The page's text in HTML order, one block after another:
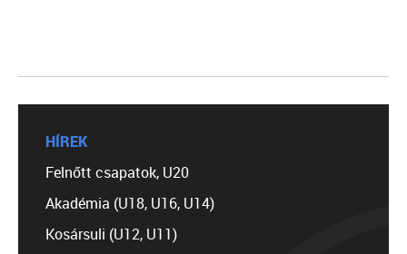
HÍREK
Felnőtt csapatok, U20
Akadémia (U18, U16, U14)
Kosársuli (U12, U11)